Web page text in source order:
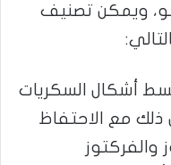
ويمكن تصنيف
أشكال السكريات
ذلك مع الاحتفاظ
والفركتوز